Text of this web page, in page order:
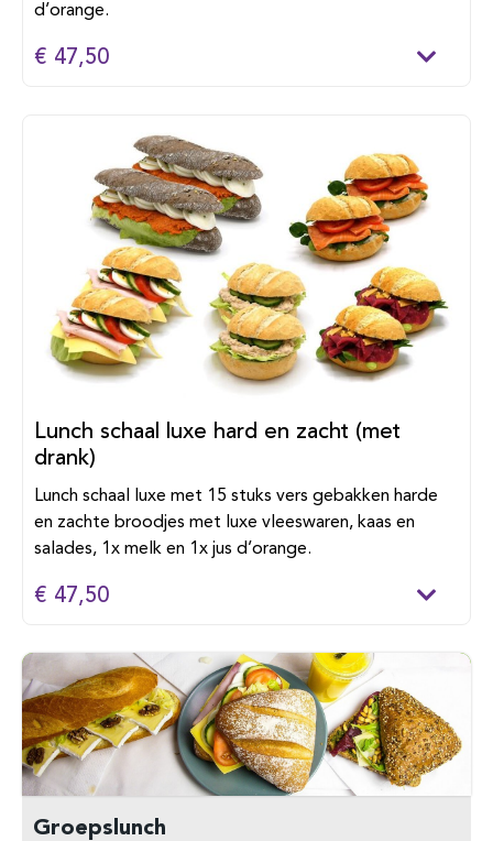
d’orange.
€ 47,50
Lunch schaal luxe hard en zacht (met
drank)
Lunch schaal luxe met 15 stuks vers gebakken harde
en zachte broodjes met luxe vleeswaren, kaas en
salades, 1x melk en 1x jus d’orange.
€ 47,50
Groepslunch